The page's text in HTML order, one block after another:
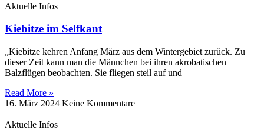
Aktuelle Infos
Kiebitze im Selfkant
„Kiebitze kehren Anfang März aus dem Wintergebiet zurück. Zu
dieser Zeit kann man die Männchen bei ihren akrobatischen
Balzflügen beobachten. Sie fliegen steil auf und
Read More »
16. März 2024 Keine Kommentare
Aktuelle Infos